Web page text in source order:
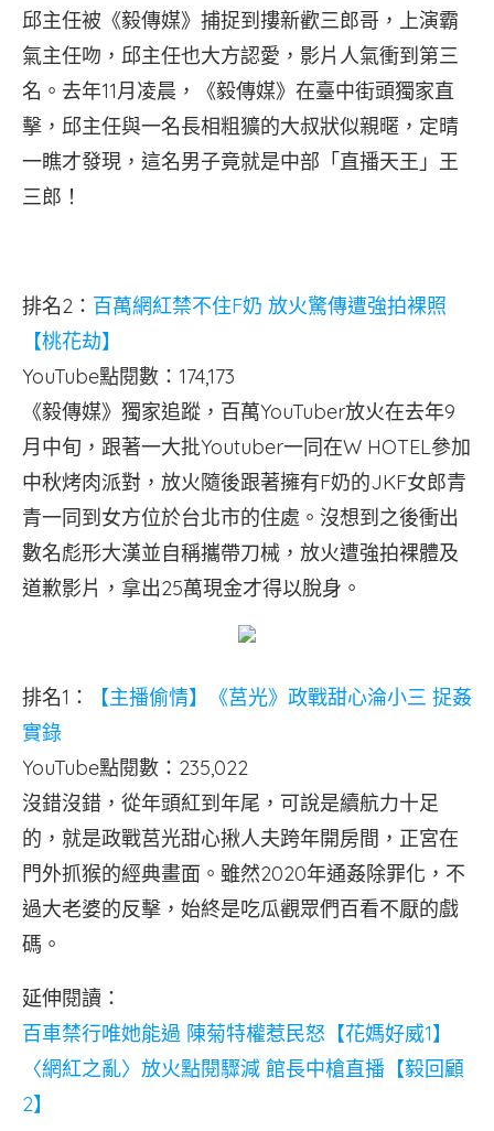
邱主任被《毅傳媒》捕捉到摟新歡三郎哥，上演霸
氣主任吻，邱主任也大方認愛，影片人氣衝到第三
名。去年11月凌晨，《毅傳媒》在臺中街頭獨家直
擊，邱主任與一名長相粗獷的大叔狀似親暱，定晴
一瞧才發現，這名男子竟就是中部「直播天王」王
三郎！
排名2： 百萬網紅禁不住F奶 放火驚傳遭強拍裸照
【桃花劫】
YouTube點閱數：174,173
《毅傳媒》獨家追蹤，百萬YouTuber放火在去年9
月中旬，跟著一大批Youtuber一同在W HOTEL參加
中秋烤肉派對，放火隨後跟著擁有F奶的JKF女郎青
青一同到女方位於台北市的住處。沒想到之後衝出
數名彪形大漢並自稱攜帶刀械，放火遭強拍裸體及
道歉影片，拿出25萬現金才得以脫身。
排名1：
【主播偷情】《莒光》政戰甜心淪小三 捉姦
實錄
YouTube點閱數：235,022
沒錯沒錯，從年頭紅到年尾，可說是續航力十足
的，就是政戰莒光甜心揪人夫跨年開房間，正宮在
門外抓猴的經典畫面。雖然2020年通姦除罪化，不
過大老婆的反擊，始終是吃瓜觀眾們百看不厭的戲
碼。
延伸閱讀：
百車禁行唯她能過 陳菊特權惹民怒【花媽好威1】
〈網紅之亂〉放火點閱驟減 館長中槍直播【毅回顧
2】